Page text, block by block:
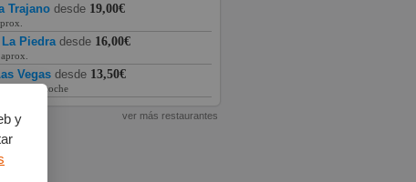
y
Trajano desde 19,00€
La Piedra desde 16,00€
Vegas desde 13,50€
aprox. en coche
ver más restaurantes